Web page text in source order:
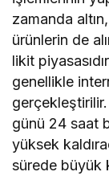
zamanda
ürünlerin de
likit
genellikle
gerçekleştirilir.
günü 24 saat
yüksek
sürede büyük